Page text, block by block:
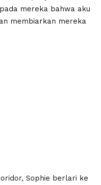
mereka bahwa aku
membiarkan mereka
Sophie berlari ke